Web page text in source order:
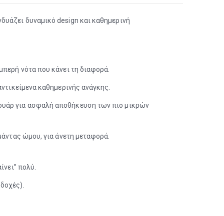
δυναμικό design και καθημερινή
νότα που κάνει τη διαφορά.
καθημερινής ανάγκης.
για ασφαλή αποθήκευση των πιο μικρών
ώμου, για άνετη μεταφορά.
πολύ.